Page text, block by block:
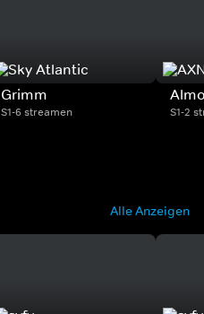
Grimm
S1-6 streamen S1-2
Alle Anzeigen